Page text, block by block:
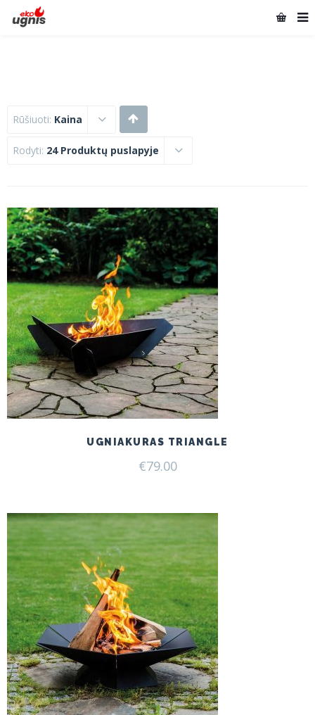
Rūšiuoti: Kaina
Rodyti: 24 Produktų puslapyje
UGNIAKURAS TRIANGLE
€79.00